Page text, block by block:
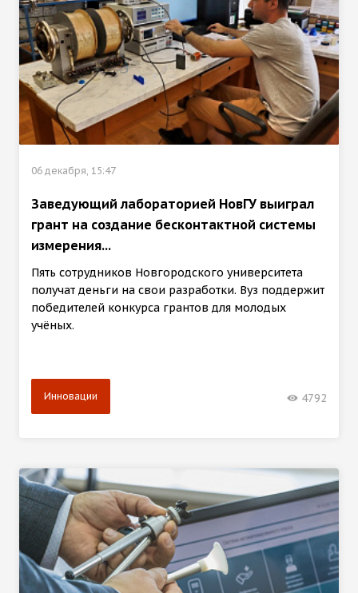
06 декабря, 15:47
Заведующий лабораторией НовГУ выиграл
грант на создание бесконтактной системы
измерения...
Пять сотрудников Новгородского университета
получат деньги на свои разработки. Вуз поддержит
победителей конкурса грантов для молодых
учёных.
Инновации 4792